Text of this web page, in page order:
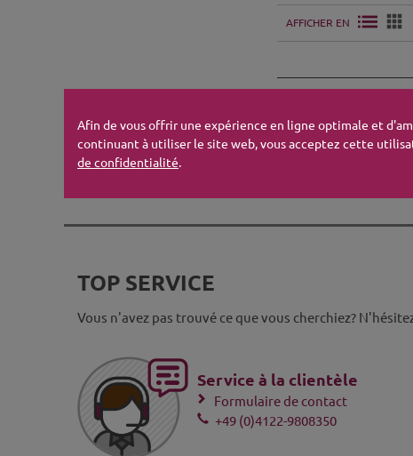
AFFICHER EN
TOP SERVICE
Vous n'avez pas trouvé ce que vous cherchiez?
Service à la clientèle
Formulaire de contact
+49 (0)4122-9808350
Afin de vous offrir une expérience en ligne optimale et
continuant à utiliser le site web, vous acceptez cette
de confidentialité.